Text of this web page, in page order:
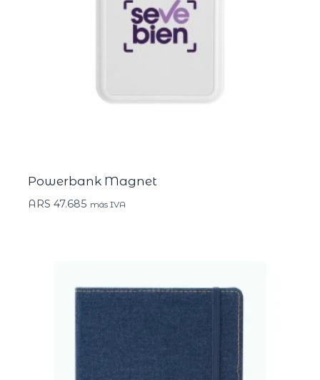
Powerbank Magnet
ARS 47.685 más IVA